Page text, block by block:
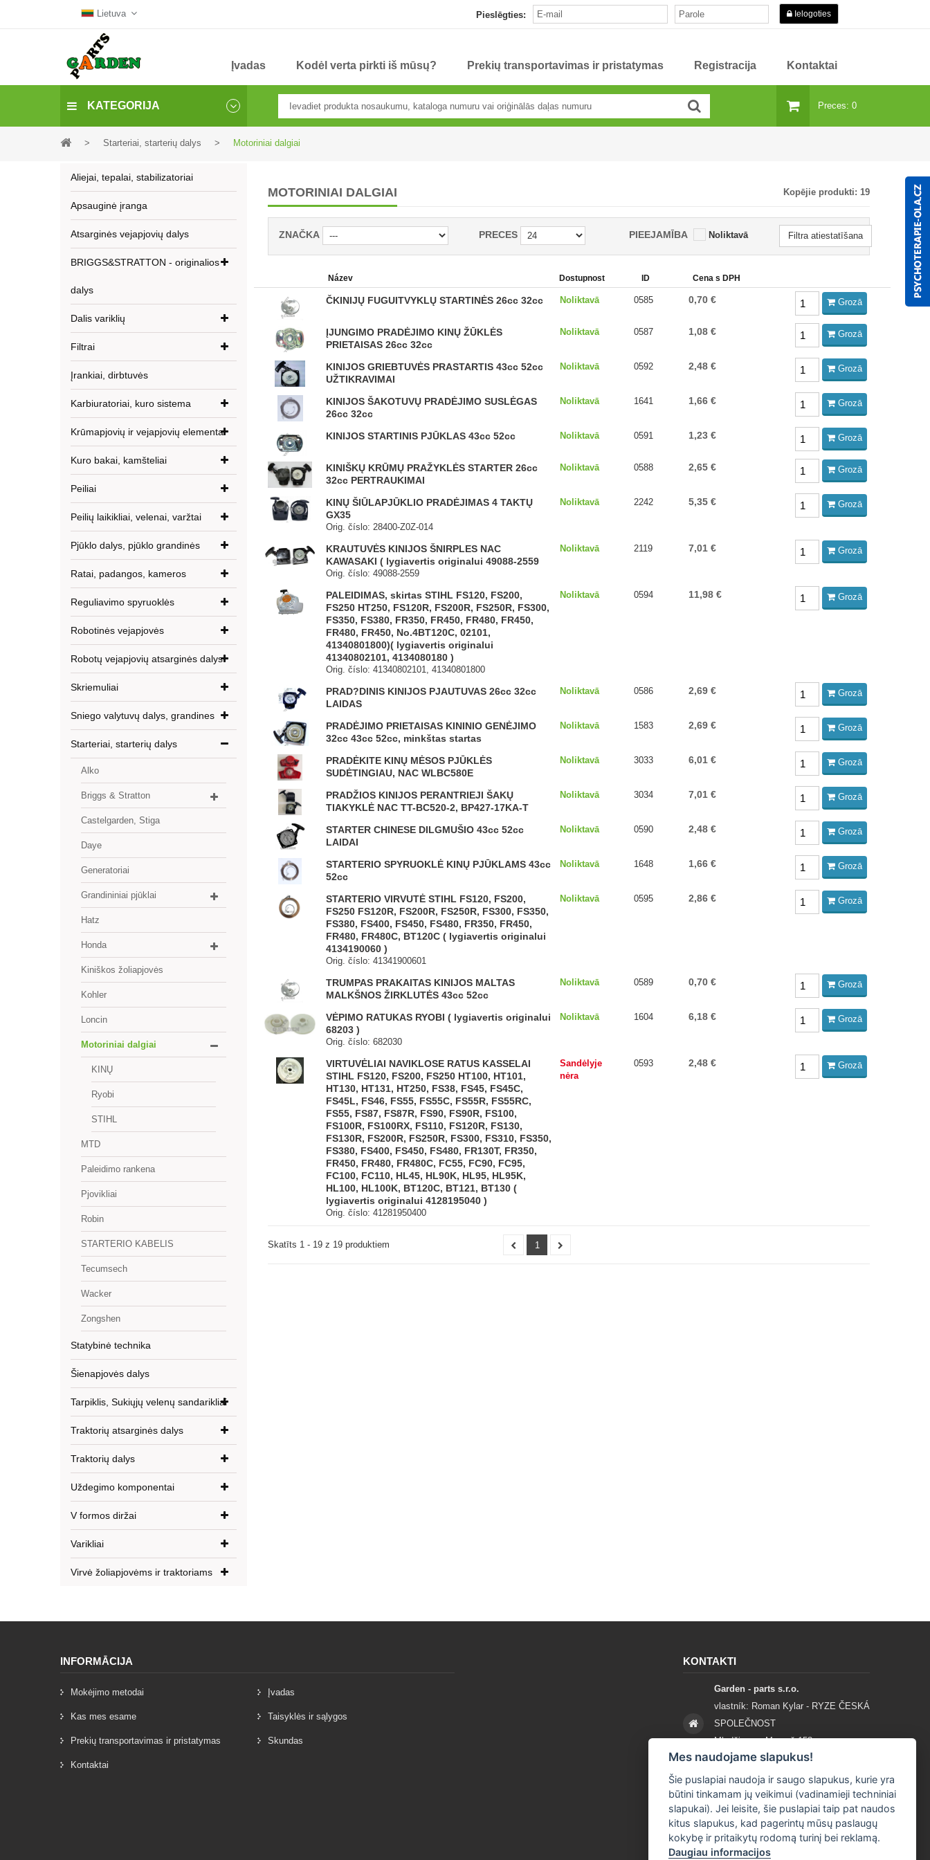
Lietuva Pieslēgties: Ielogoties
Įvadas Kodėl verta pirkti iš mūsų? Prekių transportavimas ir pristatymas Registracija Kontaktai
KATEGORIJA Preces: 0
> Starteriai, starterių dalys > Motoriniai dalgiai
Aliejai, tepalai, stabilizatoriai
Apsauginė įranga
Atsarginės vejapjovių dalys
BRIGGS&STRATTON - originalios
dalys
Dalis variklių
Filtrai
Įrankiai, dirbtuvės
Karbiuratoriai, kuro sistema
Krūmapjovių ir vejapjovių elementai
Kuro bakai, kamšteliai
Peiliai
Peilių laikikliai, velenai, varžtai
Pjūklo dalys, pjūklo grandinės
Ratai, padangos, kameros
Reguliavimo spyruoklės
Robotinės vejapjovės
Robotų vejapjovių atsarginės dalys
Skriemuliai
Sniego valytuvų dalys, grandines
Starteriai, starterių dalys
Alko
Briggs & Stratton
Castelgarden, Stiga
Daye
Generatoriai
Grandininiai pjūklai
Hatz
Honda
Kiniškos žoliapjovės
Kohler
Loncin
Motoriniai dalgiai
KINŲ
Ryobi
STIHL
MTD
Paleidimo rankena
Pjovikliai
Robin
STARTERIO KABELIS
Tecumsech
Wacker
Zongshen
Statybinė technika
Šienapjovės dalys
Tarpiklis, Sukiųjų velenų sandarikliai
Traktorių atsarginės dalys
Traktorių dalys
Uždegimo komponentai
V formos diržai
Varikliai
Virvė žoliapjovėms ir traktoriams
MOTORINIAI DALGIAI Kopējie produkti: 19
ZNAČKA PRECES PIEEJAMĪBA Noliktavā Filtra atiestatīšana
Název Dostupnost ID Cena s DPH
ČKINIJŲ FUGUITVYKLŲ STARTINĖS 26cc 32cc Noliktavā 0585 0,70 € Grozā
ĮJUNGIMO PRADĖJIMO KINŲ ŽŪKLĖS
PRIETAISAS 26cc 32cc
Noliktavā 0587 1,08 € Grozā
KINIJOS GRIEBTUVĖS PRASTARTIS 43cc 52cc
UŽTIKRAVIMAI
Noliktavā 0592 2,48 € Grozā
KINIJOS ŠAKOTUVŲ PRADĖJIMO SUSLĖGAS
26cc 32cc
Noliktavā 1641 1,66 € Grozā
KINIJOS STARTINIS PJŪKLAS 43cc 52cc Noliktavā 0591 1,23 € Grozā
KINIŠKŲ KRŪMŲ PRAŽYKLĖS STARTER 26cc
32cc PERTRAUKIMAI
Noliktavā 0588 2,65 € Grozā
KINŲ ŠIŪLAPJŪKLIO PRADĖJIMAS 4 TAKTŲ
GX35
Orig. číslo: 28400-Z0Z-014
Noliktavā 2242 5,35 € Grozā
KRAUTUVĖS KINIJOS ŠNIRPLES NAC
KAWASAKI ( lygiavertis originalui 49088-2559
Orig. číslo: 49088-2559
Noliktavā 2119 7,01 € Grozā
PALEIDIMAS, skirtas STIHL FS120, FS200,
FS250 HT250, FS120R, FS200R, FS250R, FS300,
FS350, FS380, FR350, FR450, FR480, FR450,
FR480, FR450, No.4BT120C, 02101,
41340801800)( lygiavertis originalui
41340802101, 4134080180 )
Orig. číslo: 41340802101, 41340801800
Noliktavā 0594 11,98 € Grozā
PRAD?DINIS KINIJOS PJAUTUVAS 26cc 32cc
LAIDAS
Noliktavā 0586 2,69 € Grozā
PRADĖJIMO PRIETAISAS KININIO GENĖJIMO
32cc 43cc 52cc, minkštas startas
Noliktavā 1583 2,69 € Grozā
PRADĖKITE KINŲ MĖSOS PJŪKLĖS
SUDĖTINGIAU, NAC WLBC580E
Noliktavā 3033 6,01 € Grozā
PRADŽIOS KINIJOS PERANTRIEJI ŠAKŲ
TIAKYKLĖ NAC TT-BC520-2, BP427-17KA-T
Noliktavā 3034 7,01 € Grozā
STARTER CHINESE DILGMUŠIO 43cc 52cc
LAIDAI
Noliktavā 0590 2,48 € Grozā
STARTERIO SPYRUOKLĖ KINŲ PJŪKLAMS 43cc
52cc
Noliktavā 1648 1,66 € Grozā
STARTERIO VIRVUTĖ STIHL FS120, FS200,
FS250 FS120R, FS200R, FS250R, FS300, FS350,
FS380, FS400, FS450, FS480, FR350, FR450,
FR480, FR480C, BT120C ( lygiavertis originalui
4134190060 )
Orig. číslo: 41341900601
Noliktavā 0595 2,86 € Grozā
TRUMPAS PRAKAITAS KINIJOS MALTAS
MALKŠNOS ŽIRKLUTĖS 43cc 52cc
Noliktavā 0589 0,70 € Grozā
VĖPIMO RATUKAS RYOBI ( lygiavertis originalui
68203 )
Orig. číslo: 682030
Noliktavā 1604 6,18 € Grozā
VIRTUVĖLIAI NAVIKLOSE RATUS KASSELAI
STIHL FS120, FS200, FS250 HT100, HT101,
HT130, HT131, HT250, FS38, FS45, FS45C,
FS45L, FS46, FS55, FS55C, FS55R, FS55RC,
FS55, FS87, FS87R, FS90, FS90R, FS100,
FS100R, FS100RX, FS110, FS120R, FS130,
FS130R, FS200R, FS250R, FS300, FS310, FS350,
FS380, FS400, FS450, FS480, FR130T, FR350,
FR450, FR480, FR480C, FC55, FC90, FC95,
FC100, FC110, HL45, HL90K, HL95, HL95K,
HL100, HL100K, BT120C, BT121, BT130 (
lygiavertis originalui 4128195040 )
Orig. číslo: 41281950400
Sandėlyje
nėra
0593 2,48 € Grozā
1
Skatīts 1 - 19 z 19 produktiem
INFORMĀCIJA
Mokėjimo metodai Įvadas
Kas mes esame Taisyklės ir sąlygos
Prekių transportavimas ir pristatymas Skundas
Kontaktai
KONTAKTI
Garden - parts s.r.o.
vlastník: Roman Kylar - RYZE ČESKÁ
SPOLEČNOST
Mladějov na Moravě 153
56935 Mladějov na Moravě
+420 777 96 96 03
info@garden-parts.cz
Mes naudojame slapukus!
Šie puslapiai naudoja ir saugo slapukus, kurie yra
būtini tinkamam jų veikimui (vadinamieji techniniai
slapukai). Jei leisite, šie puslapiai taip pat naudos
kitus slapukus, kad pagerintų mūsų paslaugų
kokybę ir pritaikytų rodomą turinį bei reklamą.
Daugiau informacijos